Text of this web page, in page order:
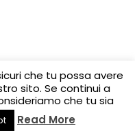
che tu possa avere
sito. Se continui a
che tu sia
Read More